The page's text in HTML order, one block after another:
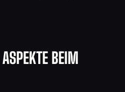
BEIM